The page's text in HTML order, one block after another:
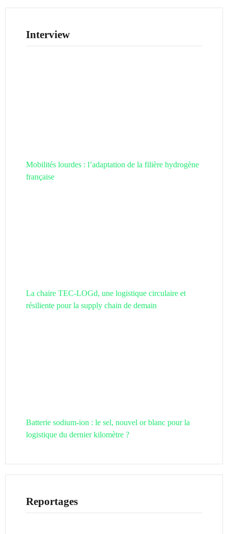
Interview
Mobilités lourdes : l’adaptation de la filière hydrogène
française
La chaire TEC-LOGd, une logistique circulaire et
résiliente pour la supply chain de demain
Batterie sodium-ion : le sel, nouvel or blanc pour la
logistique du dernier kilomètre ?
Reportages